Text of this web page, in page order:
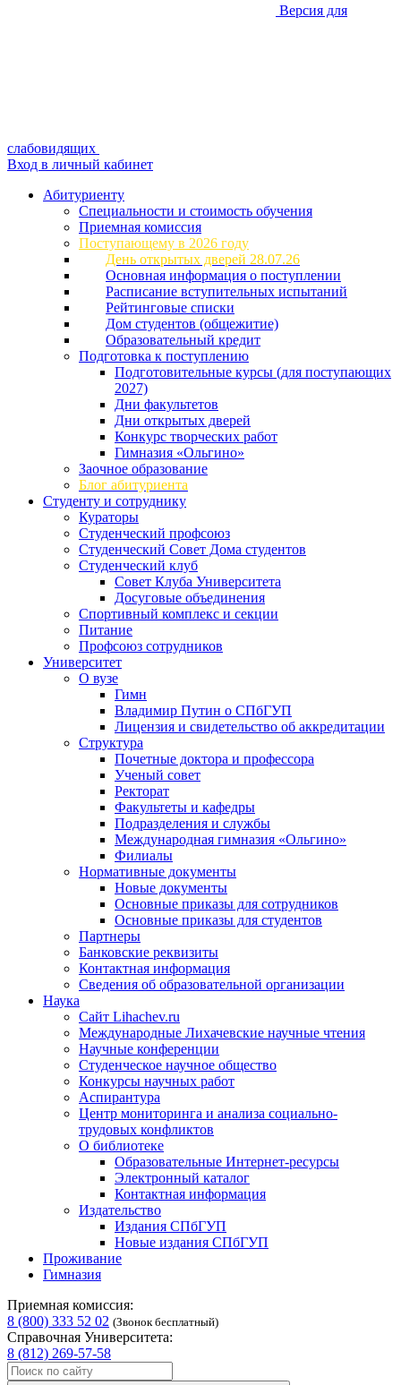
Версия для
слабовидящих
Вход в личный кабинет
Абитуриенту
Специальности и стоимость обучения
Приемная комиссия
Поступающему в 2026 году
День открытых дверей 28.07.26
Основная информация о поступлении
Расписание вступительных испытаний
Рейтинговые списки
Дом студентов (общежитие)
Образовательный кредит
Подготовка к поступлению
Подготовительные курсы (для поступающих
2027)
Дни факультетов
Дни открытых дверей
Конкурс творческих работ
Гимназия «Ольгино»
Заочное образование
Блог абитуриента
Студенту и сотруднику
Кураторы
Студенческий профсоюз
Студенческий Совет Дома студентов
Студенческий клуб
Совет Клуба Университета
Досуговые объединения
Спортивный комплекс и секции
Питание
Профсоюз сотрудников
Университет
О вузе
Гимн
Владимир Путин о СПбГУП
Лицензия и свидетельство об аккредитации
Структура
Почетные доктора и профессора
Ученый совет
Ректорат
Факультеты и кафедры
Подразделения и службы
Международная гимназия «Ольгино»
Филиалы
Нормативные документы
Новые документы
Основные приказы для сотрудников
Основные приказы для студентов
Партнеры
Банковские реквизиты
Контактная информация
Сведения об образовательной организации
Наука
Сайт Lihachev.ru
Международные Лихачевские научные чтения
Научные конференции
Студенческое научное общество
Конкурсы научных работ
Аспирантура
Центр мониторинга и анализа социально-
трудовых конфликтов
О библиотеке
Образовательные Интернет-ресурсы
Электронный каталог
Контактная информация
Издательство
Издания СПбГУП
Новые издания СПбГУП
Проживание
Гимназия
Приемная комиссия:
8 (800) 333 52 02 (Звонок бесплатный)
Справочная Университета:
8 (812) 269-57-58